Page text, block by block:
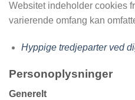
Websitet indeholder cookies
varierende omfang kan
Hyppige tredjeparter ved
Personoplysninger
Generelt